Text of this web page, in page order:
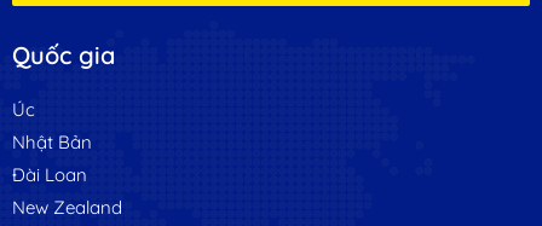
Quốc gia
Úc
Nhật Bản
Đài Loan
New Zealand